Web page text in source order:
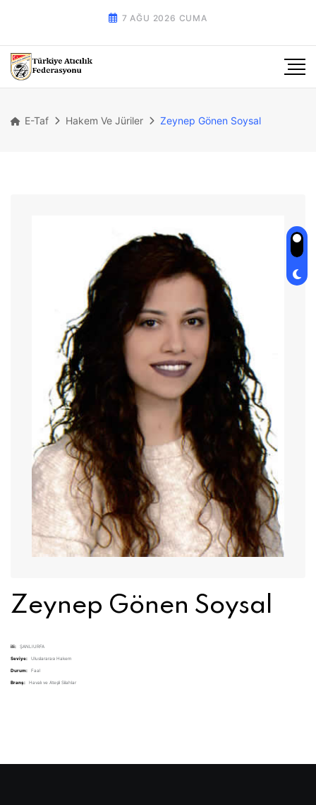
7 AĞU 2026 CUMA
E-Taf Hakem Ve Jüriler Zeynep Gönen Soysal
Zeynep Gönen Soysal
ili: ŞANLIURFA
Seviye: Uluslararası Hakem
Durum: Faal
Branş: Havalı ve Ateşli Silahlar